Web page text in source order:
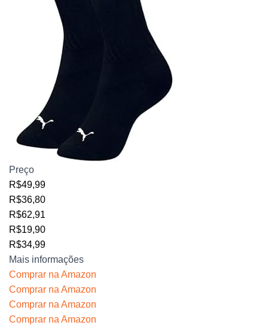
Preço
R$49,99
R$36,80
R$62,91
R$19,90
R$34,99
Mais informações
Comprar na Amazon
Comprar na Amazon
Comprar na Amazon
Comprar na Amazon